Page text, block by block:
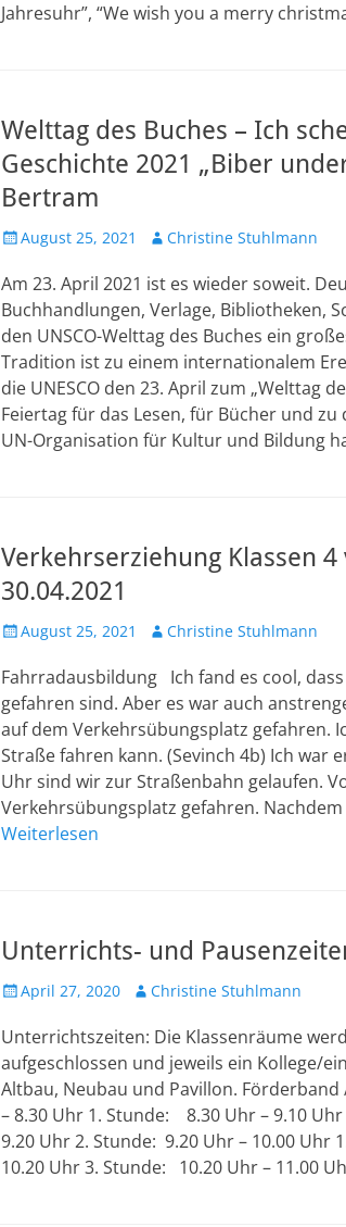
Jahresuhr”, “We wish you a merry
Welttag des Buches – Ich
Geschichte 2021 „Biber
Bertram
Veröffentlicht
August 25, 2021 AutorChristine Stuhlmann
Am 23. April 2021 ist es wieder soweit.
Buchhandlungen, Verlage, Bibliotheken,
den UNSCO-Welttag des Buches ein
Tradition ist zu einem internationalem
die UNESCO den 23. April zum „Welttag
Feiertag für das Lesen, für Bücher und
UN-Organisation für Kultur und Bildung
Verkehrserziehung Klassen
30.04.2021
Veröffentlicht
August 25, 2021 AutorChristine Stuhlmann
Fahrradausbildung Ich fand es cool,
gefahren sind. Aber es war auch
auf dem Verkehrsübungsplatz gefahren.
Straße fahren kann. (Sevinch 4b) Ich war
Uhr sind wir zur Straßenbahn gelaufen.
Verkehrsübungsplatz gefahren.
Weiterlesen
Unterrichts- und
Veröffentlicht
April 27, 2020 AutorChristine Stuhlmann
Unterrichtszeiten: Die Klassenräume
aufgeschlossen und jeweils ein Kollege/
Altbau, Neubau und Pavillon.
– 8.30 Uhr 1. Stunde: 8.30 Uhr – 9.10
9.20 Uhr 2. Stunde: 9.20 Uhr – 10.00 Uhr
10.20 Uhr 3. Stunde: 10.20 Uhr – 11.00